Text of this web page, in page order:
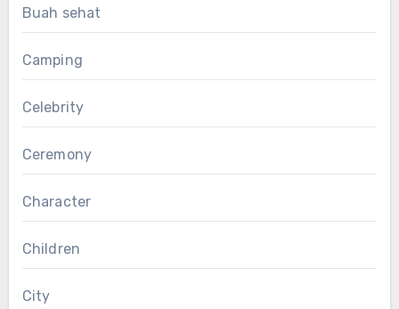
Buah sehat
Camping
Celebrity
Ceremony
Character
Children
City